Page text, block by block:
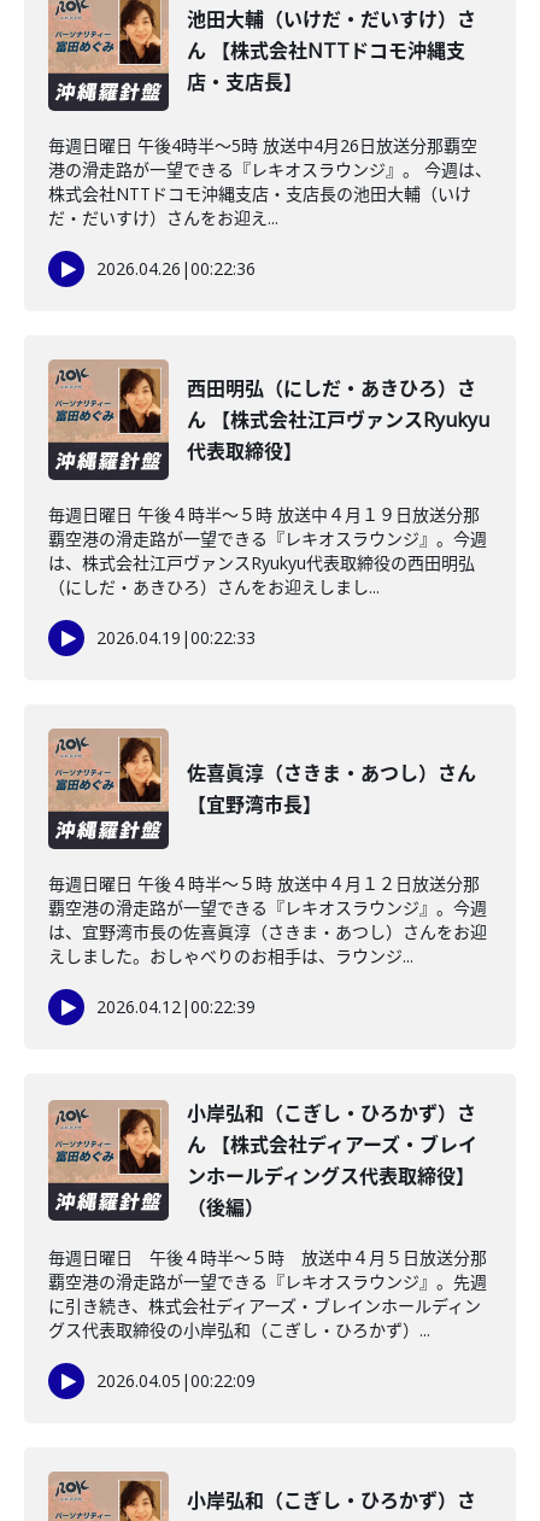
池田大輔（いけだ・だいすけ）さ
ん 【株式会社NTTドコモ沖縄支
店・支店長】
毎週日曜日 午後4時半～5時 放送中4月26日放送分那覇空
港の滑走路が一望できる『レキオスラウンジ』。 今週は、
株式会社NTTドコモ沖縄支店・支店長の池田大輔（いけ
だ・だいすけ）さんをお迎え...
2026.04.26 |00:22:36
西田明弘（にしだ・あきひろ）さ
ん 【株式会社江戸ヴァンスRyukyu
代表取締役】
毎週日曜日 午後４時半～５時 放送中４月１９日放送分那
覇空港の滑走路が一望できる『レキオスラウンジ』。今週
は、株式会社江戸ヴァンスRyukyu代表取締役の西田明弘
（にしだ・あきひろ）さんをお迎えしまし...
2026.04.19 |00:22:33
佐喜眞淳（さきま・あつし）さん
【宜野湾市長】
毎週日曜日 午後４時半～５時 放送中４月１２日放送分那
覇空港の滑走路が一望できる『レキオスラウンジ』。今週
は、宜野湾市長の佐喜眞淳（さきま・あつし）さんをお迎
えしました。おしゃべりのお相手は、ラウンジ...
2026.04.12|00:22:39
小岸弘和（こぎし・ひろかず）さ
ん 【株式会社ディアーズ・ブレイ
ンホールディングス代表取締役】
（後編）
毎週日曜日 午後４時半～５時 放送中４月５日放送分那
覇空港の滑走路が一望できる『レキオスラウンジ』。先週
に引き続き、株式会社ディアーズ・ブレインホールディン
グス代表取締役の小岸弘和（こぎし・ひろかず）...
2026.04.05 |00:22:09
小岸弘和（こぎし・ひろかず）さ